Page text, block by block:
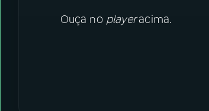
Ouça no playeracima.